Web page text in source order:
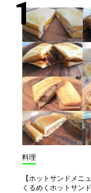
料理
【ホットサンドメ
くるめくホットサン